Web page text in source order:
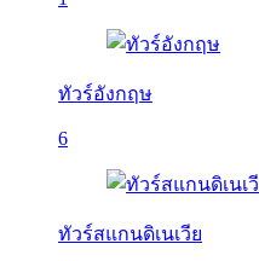
ทัวร์อังกฤษ
6
ทัวร์สแกนดิเนเวีย